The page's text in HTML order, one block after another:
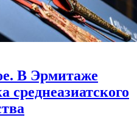
В Эрмитаже
среднеазиатского